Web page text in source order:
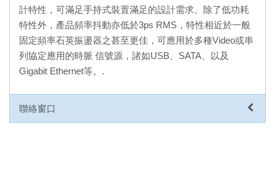
計特性，可滿足手持式裝置滿足的設計需求。除了低功耗
特性外，產品頻率抖動亦低於3ps RMS，特性相近於一般
固定頻率石英振盪器之甚至更佳，可應用於多種Video或串
列協定應用的時脈 信號源，諸如USB、SATA、以及
Gigabit Ethernet等。.
聯絡窗口